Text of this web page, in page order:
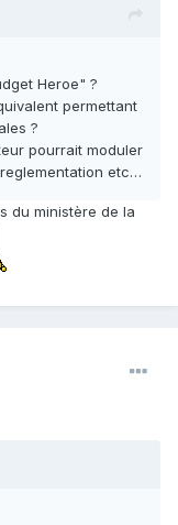
Heroe" ?
permettant
?
pourrait moduler
etc…
du ministère de la